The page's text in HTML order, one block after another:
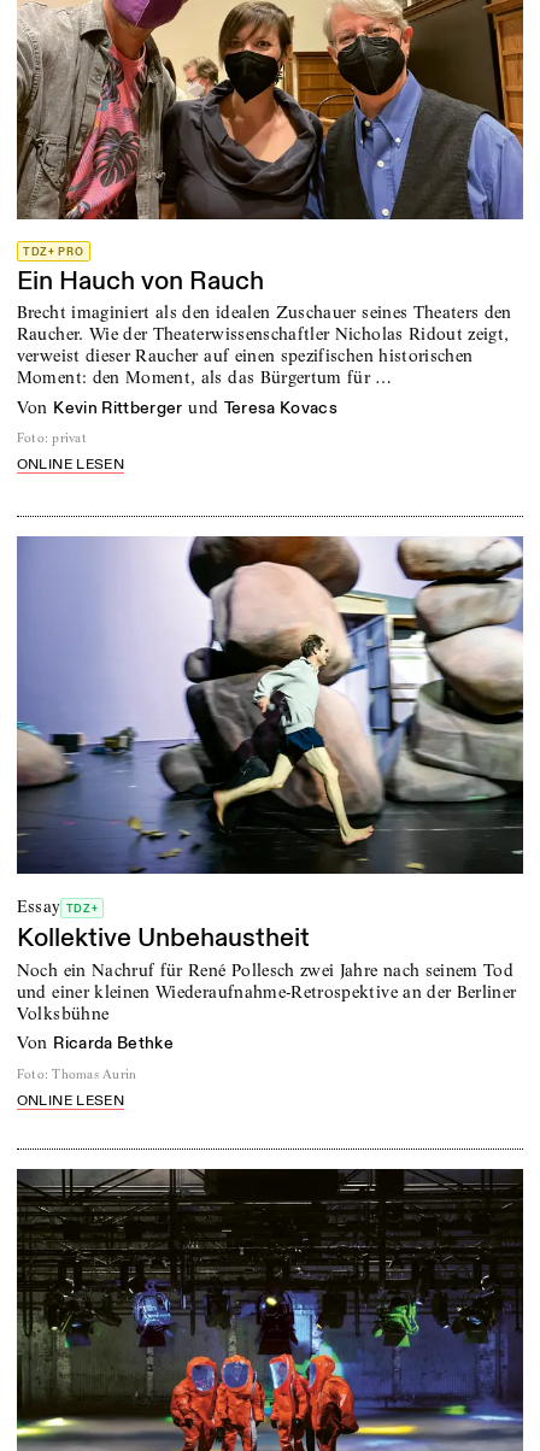
TDZ+ PRO
Ein Hauch von Rauch
Brecht imaginiert als den idealen Zuschauer seines Theaters den
Raucher. Wie der Theaterwissenschaftler Nicholas Ridout zeigt,
verweist dieser Raucher auf einen spezifischen historischen
Moment: den Moment, als das Bürgertum für …
von Kevin Rittberger und Teresa Kovacs
Foto: privat
ONLINE LESEN
Essay TDZ+
Kollektive Unbehaustheit
Noch ein Nachruf für René Pollesch zwei Jahre nach seinem Tod
und einer kleinen Wiederaufnahme-Retrospektive an der Berliner
Volksbühne
von Ricarda Bethke
Foto: Thomas Aurin
ONLINE LESEN